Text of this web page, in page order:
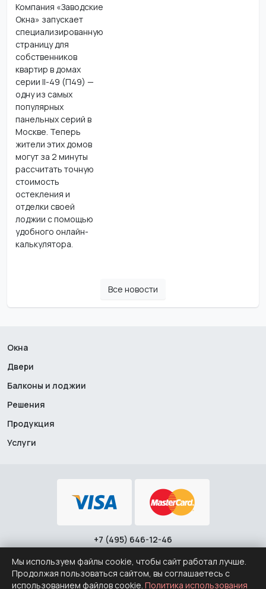
Компания «Заводские
Окна» запускает
специализированную
страницу для
собственников
квартир в домах
серии II-49 (П49) —
одну из самых
популярных
панельных серий в
Москве. Теперь
жители этих домов
могут за 2 минуты
рассчитать точную
стоимость
остекления и
отделки своей
лоджии с помощью
удобного онлайн-
калькулятора.
Все новости
Окна
Двери
Балконы и лоджии
Решения
Продукция
Услуги
© 2008 – 2026 ООО "Заводские Окна"
cookie
+7 (495) 646-12-46
Мы используем файлы cookie, чтобы сайт работал лучше.
Продолжая пользоваться сайтом, вы соглашаетесь с
использованием файлов cookie. Политика использования